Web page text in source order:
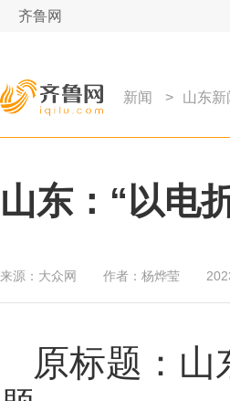
齐鲁网
新闻 > 山东新
山东：“以电
来源： 大众网 作者： 杨烨莹
原标题：山